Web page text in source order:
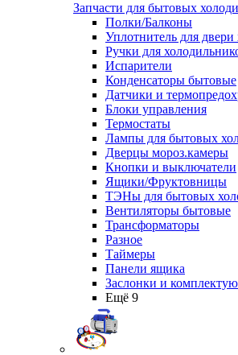
Запчасти для бытовых
Полки/Балконы
Уплотнитель для двери
Ручки для
Испарители
Конденсаторы бытовые
Датчики и
Блоки управления
Термостаты
Лампы для бытовых
Дверцы мороз.камеры
Кнопки и выключатели
Ящики/Фруктовницы
ТЭНы для бытовых
Вентиляторы бытовые
Трансформаторы
Разное
Таймеры
Панели ящика
Заслонки и
Ещё 9